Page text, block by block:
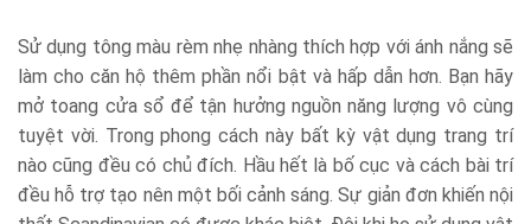
Sử dụng tông màu rèm nhẹ nhàng thích hợp với ánh nắng sẽ
làm cho căn hộ thêm phần nổi bật và hấp dẫn hơn. Bạn hãy
mở toang cửa sổ để tận hưởng nguồn năng lượng vô cùng
tuyệt vời. Trong phong cách này bất kỳ vật dụng trang trí
nào cũng đều có chủ đích. Hầu hết là bố cục và cách bài trí
đều hỗ trợ tạo nên một bối cảnh sáng. Sự giản đơn khiến nội